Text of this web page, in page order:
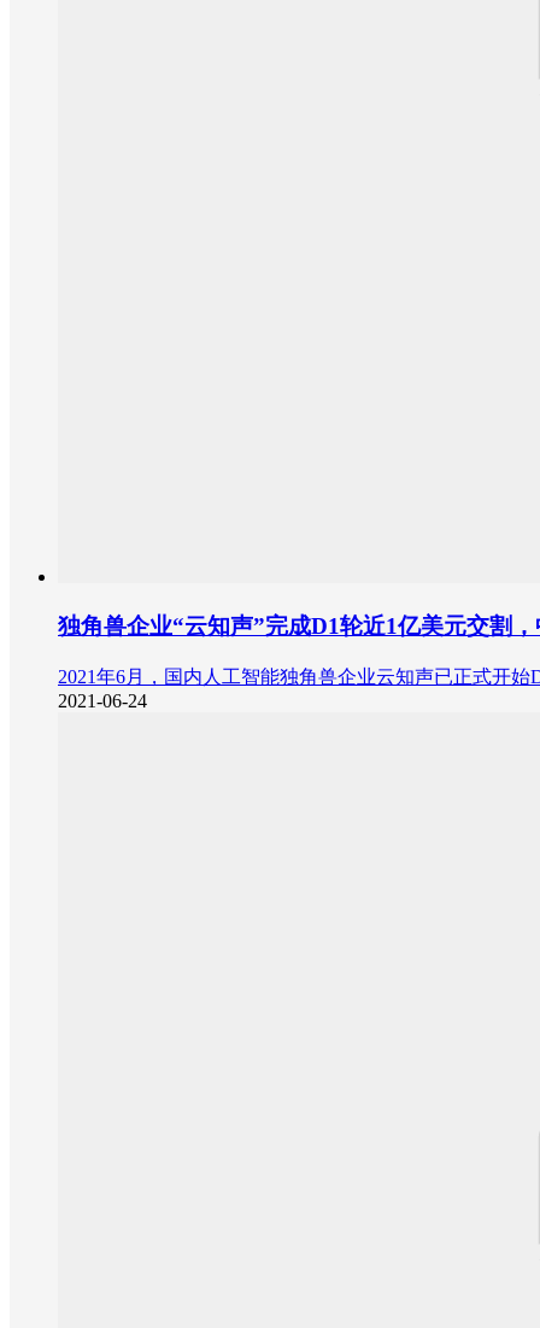
独角兽企业“云知声”完成D1轮近1亿美元交割
2021年6月，国内人工智能独角兽企业云知声已正式开
2021-06-24